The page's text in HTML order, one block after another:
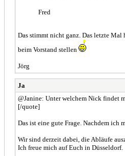
Fred
Das stimmt nicht ganz. Das letzte Mal
beim Vorstand stellen
Jörg
Ja
@Janine: Unter welchem Nick findet
[/quote]
Das ist eine gute Frage. Nachdem ich
Wir sind derzeit dabei, die Abläufe
Ich freue mich auf Euch in Düsseldorf.